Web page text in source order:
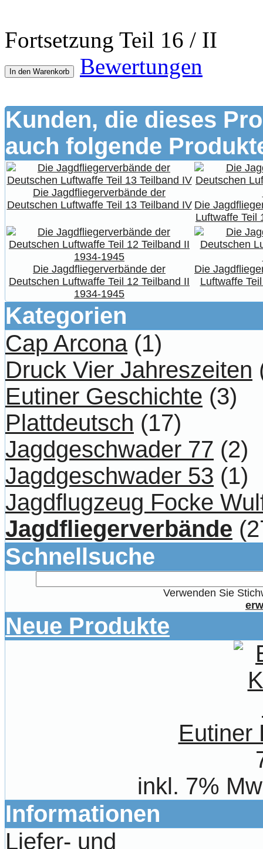
Fortsetzung Teil 16 / II
In den Warenkorb Bewertungen
Kunden, die dieses
auch folgende
Die Jagdfliegerverbände der
Deutschen Luftwaffe Teil 13 Teilband IV Die
Luftwaffe Teil
Die Jagdfliegerverbände der
Deutschen Luftwaffe Teil 12 Teilband II
1934-1945
Die
Luftwaffe
Kategorien
Cap Arcona(1)
Druck Vier Jahreszeiten
Eutiner Geschichte (3)
Plattdeutsch (17)
Jagdgeschwader 77 (2)
Jagdgeschwader 53 (1)
Jagdflugzeug Focke
Jagdfliegerverbände
Schnellsuche
Verwenden Sie
Neue Produkte
Eutiner
inkl. 7%
Informationen
Liefer- und